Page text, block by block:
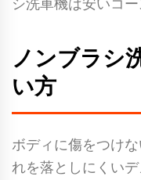
ノンブラシ
い方
ボディに傷をつけ
れを落としにくいデ